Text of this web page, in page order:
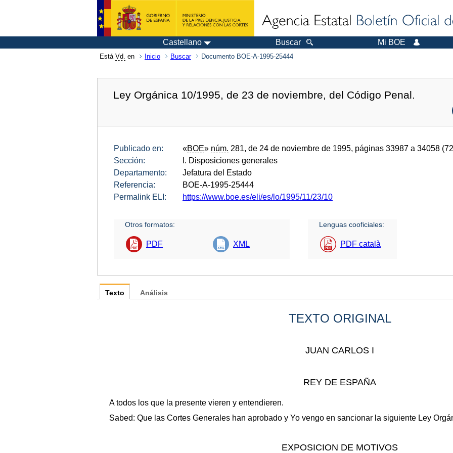
Castellano Buscar Mi BOE
Está Vd. en Inicio Buscar Documento BOE-A-1995-25444
Ley Orgánica 10/1995, de 23 de noviembre, del Código Penal.
Publicado en: «BOE» núm. 281, de 24 de noviembre de 1995, páginas 33987 a 34058 (72
Sección:
I. Disposiciones generales
Departamento:
Jefatura del Estado
Referencia:
BOE-A-1995-25444
Permalink ELI:
https://www.boe.es/eli/es/lo/1995/11/23/10
Otros formatos:
PDF XML
Lenguas cooficiales:
PDF català
Texto
TEXTO ORIGINAL
JUAN CARLOS I
REY DE ESPAÑA
A todos los que la presente vieren y entendieren.
Sabed: Que las Cortes Generales han aprobado y Yo vengo en sancionar la siguiente Ley
EXPOSICION DE MOTIVOS
Análisis